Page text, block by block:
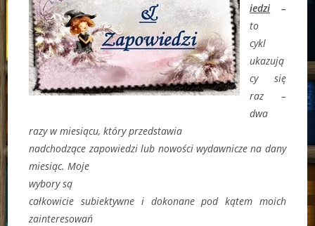
iedzi –
to
cykl
ukazują
cy się
raz –
dwa
razy w miesiącu, który przedstawia
nadchodzące zapowiedzi lub nowości wydawnicze na dany
miesiąc. Moje
wybory są
całkowicie subiektywne i dokonane pod kątem moich
zainteresowań